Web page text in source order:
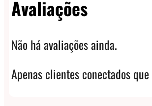
Avaliações
Não há avaliações ainda.
Apenas clientes conectados